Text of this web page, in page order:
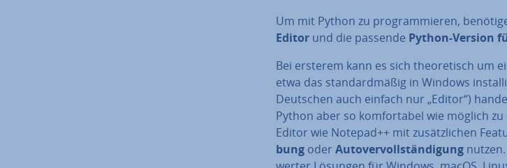
Um mit Python zu pro­gram­mie­ren,
Editor und die passende Python-Version
Bei ersterem kann es sich theo­re­tisch um
etwa das stan­dard­mä­ßig in Windows
Deutschen auch einfach nur „Editor“)
Python aber so kom­for­ta­bel wie möglich
Editor wie Notepad++ mit zu­sätz­li­chen
bung oder Au­to­ver­voll­stän­di­gung